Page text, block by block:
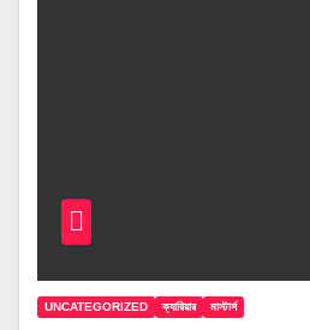
UNCATEGORIZED ক্যারিয়ার মাস্টার্স